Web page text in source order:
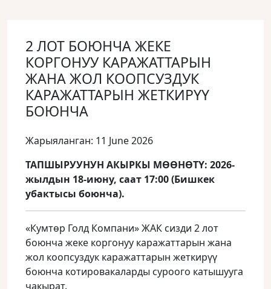
2 ЛОТ БОЮНЧА ЖЕКЕ
КОРГОНУУ КАРАЖАТТАРЫН
ЖАНА ЖОЛ КООПСУЗДУК
КАРАЖАТТАРЫН ЖЕТКИРҮҮ
БОЮНЧА
Жарыяланган: 11 June 2026
ТАПШЫРУУНУН АКЫРКЫ МӨӨНӨТҮ: 2026-
жылдын 18-июну, саат 17:00 (Бишкек
убактысы боюнча).
«Кумтөр Голд Компани» ЖАК сизди 2 лот
боюнча жеке коргонуу каражаттарын жана
жол коопсуздук каражаттарын жеткирүү
боюнча котировакаларды суроого катышууга
чакырат.